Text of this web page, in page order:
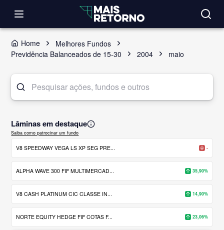
Home
Melhores Fundos
Previdência Balanceados de 15-30
2004 maio
Lâminas em destaque
Saiba como patrocinar um fundo
V8 SPEEDWAY VEGA LS XP SEG PRE... -
ALPHA WAVE 300 FIF MULTIMERCAD... 35,90%
V8 CASH PLATINUM CIC CLASSE IN... 14,90%
NORTE EQUITY HEDGE FIF COTAS F... 23,06%